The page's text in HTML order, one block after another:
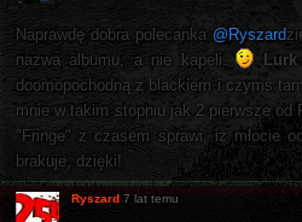
Naprawdę dobra polecanka @Ryszard
nazwa albumu, a nie kapeli.
Lurk
doomopochodną z blackiem i czymś
mnie w takim stopniu jak 2 pierwsze
"Fringe" z czasem sprawi, iż młocie
brakuje, dzięki!
Ryszard 7 lat temu